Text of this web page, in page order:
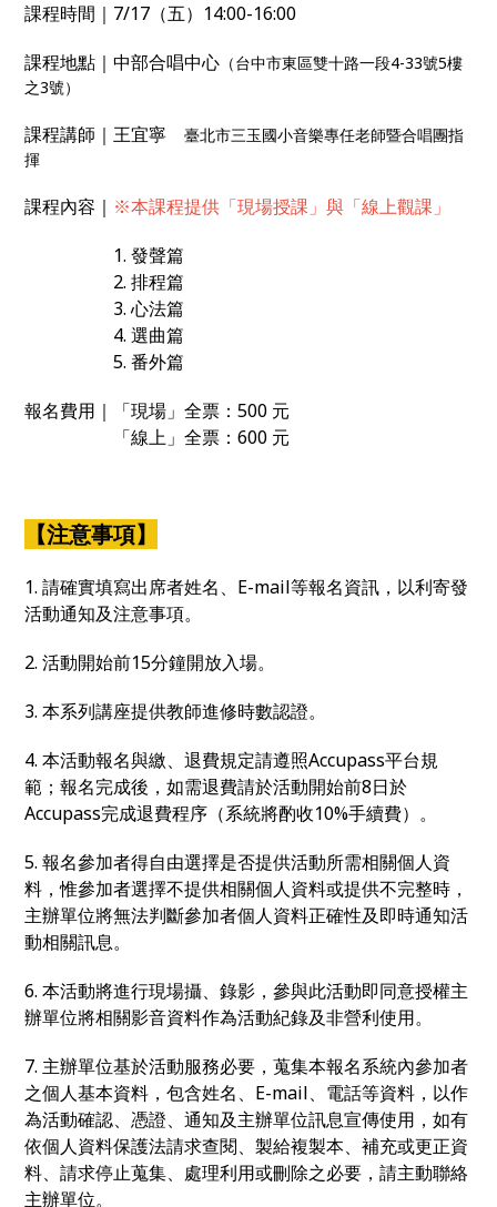
課程時間｜7/17（五）14:00-16:00
課程地點｜中部合唱中心 （台中市東區雙十路一段4-33號5樓
之3號）
課程講師｜王宜寧臺北市三玉國小音樂專任老師暨合唱團指
揮
課程內容｜ ※本課程提供「現場授課」與「線上觀課」
1. 發聲篇
2. 排程篇
3. 心法篇
4. 選曲篇
5. 番外篇
報名費用｜「現場」全票：500 元
「線上」全票：600 元
【注意事項】
1. 請確實填寫出席者姓名、E-mail等報名資訊，以利寄發
活動通知及注意事項。
2. 活動開始前15分鐘開放入場。
3. 本系列講座提供教師進修時數認證。
4. 本活動報名與繳、退費規定請遵照Accupass平台規
範；報名完成後，如需退費請於活動開始前8日於
Accupass完成退費程序（系統將酌收10%手續費）。
5. 報名參加者得自由選擇是否提供活動所需相關個人資
料，惟參加者選擇不提供相關個人資料或提供不完整時，
主辦單位將無法判斷參加者個人資料正確性及即時通知活
動相關訊息。
6. 本活動將進行現場攝、錄影，參與此活動即同意授權主
辦單位將相關影音資料作為活動紀錄及非營利使用。
7. 主辦單位基於活動服務必要，蒐集本報名系統內參加者
之個人基本資料，包含姓名、E-mail、電話等資料，以作
為活動確認、憑證、通知及主辦單位訊息宣傳使用，如有
依個人資料保護法請求查閱、製給複製本、補充或更正資
料、請求停止蒐集、處理利用或刪除之必要，請主動聯絡
主辦單位。